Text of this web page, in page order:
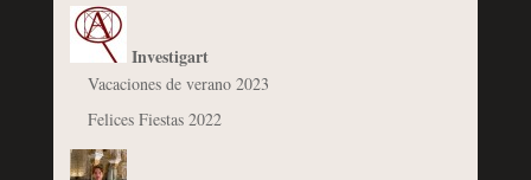
Investigart
Vacaciones de verano 2023
Felices Fiestas 2022